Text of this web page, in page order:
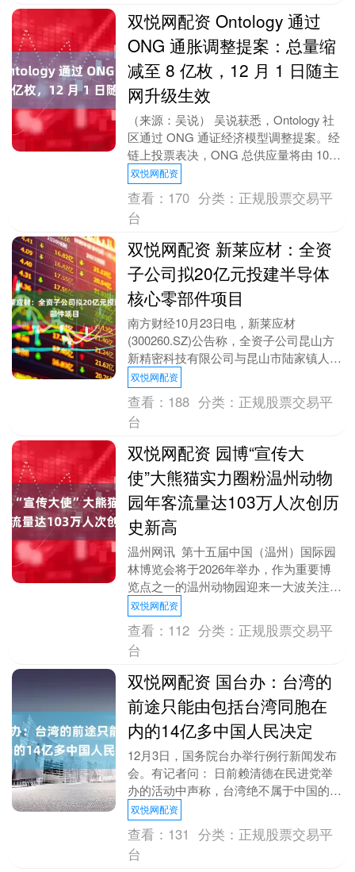
双悦网配资 Ontology 通过
ONG 通胀调整提案：总量缩
减至 8 亿枚，12 月 1 日随主
网升级生效
（来源：吴说） 吴说获悉，Ontology 社
区通过 ONG 通证经济模型调整提案。经
链上投票表决，ONG 总供应量将由 10
亿枚缩减至 8 亿枚，其中 2 ....
双悦网配资
查看： 170 分类： 正规股票交易平
台
双悦网配资 新莱应材：全资
子公司拟20亿元投建半导体
核心零部件项目
南方财经10月23日电，新莱应材
(300260.SZ)公告称，全资子公司昆山方
新精密科技有限公司与昆山市陆家镇人民
政府签署《项目投资框架协议》，计划在
昆山市陆家....
双悦网配资
查看： 188 分类： 正规股票交易平
台
双悦网配资 园博“宣传大
使”大熊猫实力圈粉温州动物
园年客流量达103万人次创历
史新高
温州网讯 第十五届中国（温州）国际园
林博览会将于2026年举办，作为重要博
览点之一的温州动物园迎来一大波关注。
截至12月4日，动物园年客流量已达
103.49万....
双悦网配资
查看： 112 分类： 正规股票交易平
台
双悦网配资 国台办：台湾的
前途只能由包括台湾同胞在
内的14亿多中国人民决定
12月3日，国务院台办举行例行新闻发布
会。有记者问： 日前赖清德在民进党举
办的活动中声称，台湾绝不属于中国的一
部分，两岸互不隶属，前途由生活在这块
土地上的230....
双悦网配资
查看： 131 分类： 正规股票交易平
台